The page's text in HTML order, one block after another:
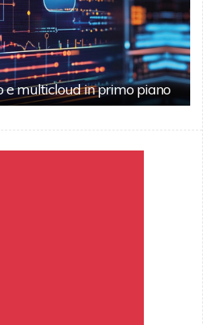
e multicloud in primo piano